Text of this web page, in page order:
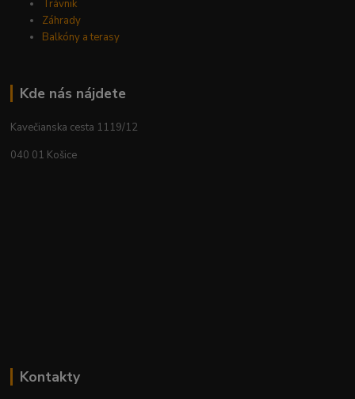
Trávnik
Záhrady
Balkóny a terasy
Kde nás nájdete
Kavečianska cesta 1119/12
040 01 Košice
Kontakty